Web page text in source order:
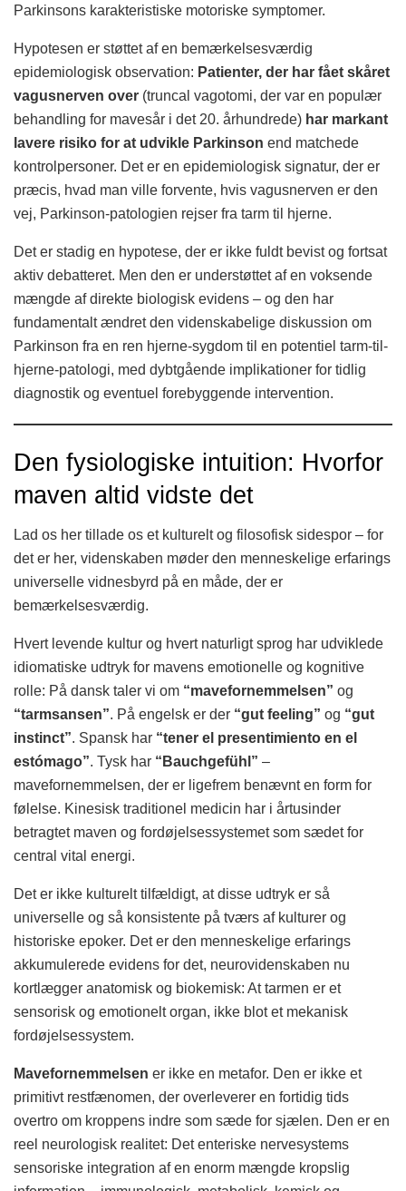
Parkinsons karakteristiske motoriske symptomer.
Hypotesen er støttet af en bemærkelsesværdig
epidemiologisk observation: Patienter, der har fået skåret
vagusnerven over (truncal vagotomi, der var en populær
behandling for mavesår i det 20. århundrede) har markant
lavere risiko for at udvikle Parkinson end matchede
kontrolpersoner. Det er en epidemiologisk signatur, der er
præcis, hvad man ville forvente, hvis vagusnerven er den
vej, Parkinson-patologien rejser fra tarm til hjerne.
Det er stadig en hypotese, der er ikke fuldt bevist og fortsat
aktiv debatteret. Men den er understøttet af en voksende
mængde af direkte biologisk evidens – og den har
fundamentalt ændret den videnskabelige diskussion om
Parkinson fra en ren hjerne-sygdom til en potentiel tarm-til-
hjerne-patologi, med dybtgående implikationer for tidlig
diagnostik og eventuel forebyggende intervention.
Den fysiologiske intuition: Hvorfor
maven altid vidste det
Lad os her tillade os et kulturelt og filosofisk sidespor – for
det er her, videnskaben møder den menneskelige erfarings
universelle vidnesbyrd på en måde, der er
bemærkelsesværdig.
Hvert levende kultur og hvert naturligt sprog har udviklede
idiomatiske udtryk for mavens emotionelle og kognitive
rolle: På dansk taler vi om “mavefornemmelsen” og
“tarmsansen”. På engelsk er der “gut feeling” og “gut
instinct”. Spansk har “tener el presentimiento en el
estómago”. Tysk har “Bauchgefühl” –
mavefornemmelsen, der er ligefrem benævnt en form for
følelse. Kinesisk traditionel medicin har i årtusinder
betragtet maven og fordøjelsessystemet som sædet for
central vital energi.
Det er ikke kulturelt tilfældigt, at disse udtryk er så
universelle og så konsistente på tværs af kulturer og
historiske epoker. Det er den menneskelige erfarings
akkumulerede evidens for det, neurovidenskaben nu
kortlægger anatomisk og biokemisk: At tarmen er et
sensorisk og emotionelt organ, ikke blot et mekanisk
fordøjelsessystem.
Mavefornemmelsen er ikke en metafor. Den er ikke et
primitivt restfænomen, der overleverer en fortidig tids
overtro om kroppens indre som sæde for sjælen. Den er en
reel neurologisk realitet: Det enteriske nervesystems
sensoriske integration af en enorm mængde kropslig